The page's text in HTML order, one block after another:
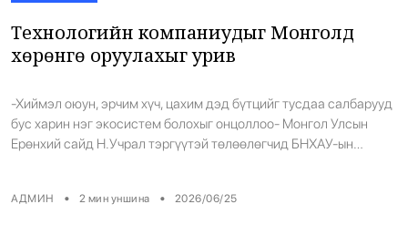
Технологийн компаниудыг Монголд
хөрөнгө оруулахыг урив
-Хиймэл оюун, эрчим хүч, цахим дэд бүтцийг тусдаа салбарууд
бус харин нэг экосистем болохыг онцоллоо- Монгол Улсын
Ерөнхий сайд Н.Учрал тэргүүтэй төлөөлөгчид БНХАУ-ын
оролцов. Чуулганы үеэр Ерөнхий сайд Н.Учрал “Хүнсний
АДМИН • 2 мин уншина • 2026/06/25